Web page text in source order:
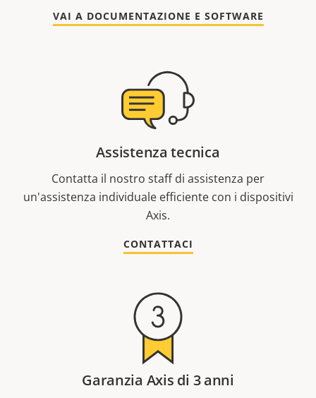
VAI A DOCUMENTAZIONE E SOFTWARE
Assistenza tecnica
Contatta il nostro staff di assistenza per
un'assistenza individuale efficiente con i dispositivi
Axis.
CONTATTACI
Garanzia Axis di 3 anni